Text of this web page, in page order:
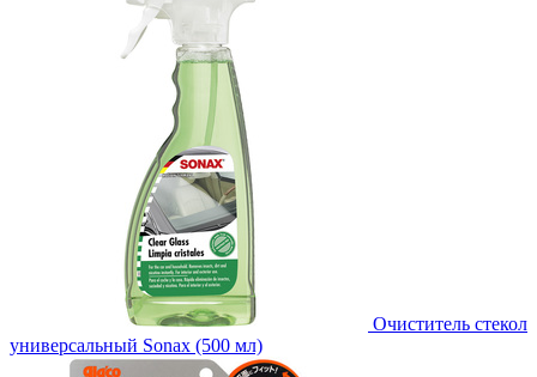
Очиститель стекол
универсальный Sonax (500 мл)